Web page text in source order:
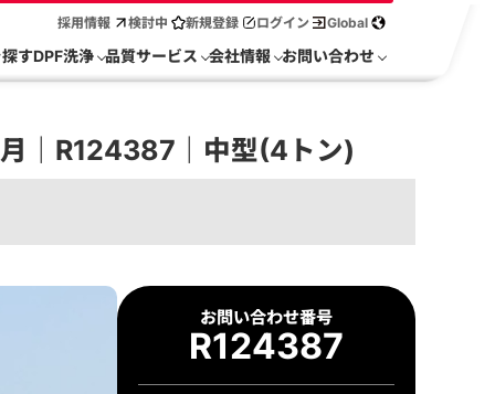
採用情報 検討中 新規登録 ログイン Global
すDPF洗浄 品質サービス 会社情報 お問い合わせ
｜R124387｜中型(4トン)
お問い合わせ番号
R124387